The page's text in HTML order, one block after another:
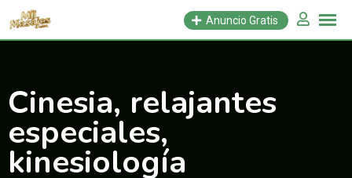
Saltar
Anuncio Gratis
Cinesia, relajantes
especiales,
kinesiología